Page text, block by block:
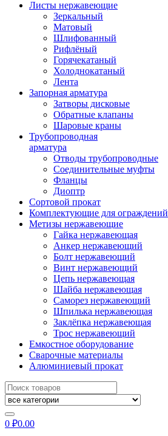
Листы нержавеющие
Зеркальный
Матовый
Шлифованный
Рифлёный
Горячекатаный
Холоднокатаный
Лента
Запорная арматура
Затворы дисковые
Обратные клапаны
Шаровые краны
Трубопроводная
арматура
Отводы трубопроводные
Соединительные муфты
Фланцы
Диоптр
Сортовой прокат
Комплектующие для ограждений
Метизы нержавеющие
Гайка нержавеющая
Анкер нержавеющий
Болт нержавеющий
Винт нержавеющий
Цепь нержавеющая
Шайба нержавеющая
Саморез нержавеющий
Шпилька нержавеющая
Заклёпка нержавеющая
Трос нержавеющий
Емкостное оборудование
Сварочные материалы
Алюминиевый прокат
Искать:
0 ₽0.00